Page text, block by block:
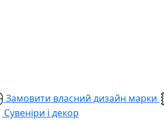
Замовити власний дизайн марки
Сувеніри і декор